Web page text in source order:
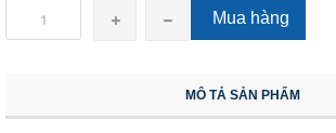
Mua hàng
MÔ TẢ SẢN PHẨM